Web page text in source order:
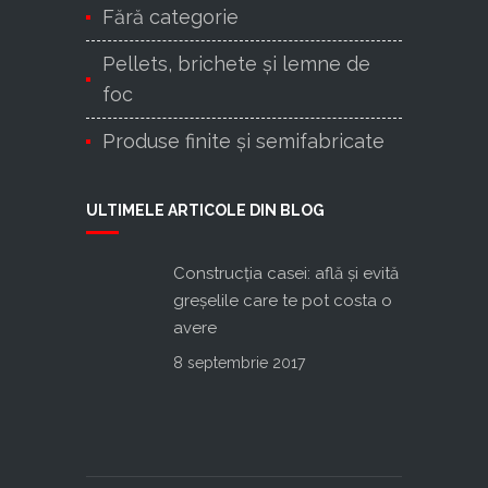
Fără categorie
Pellets, brichete și lemne de
foc
Produse finite şi semifabricate
ULTIMELE ARTICOLE DIN BLOG
Construcţia casei: află şi evită
greşelile care te pot costa o
avere
8 septembrie 2017